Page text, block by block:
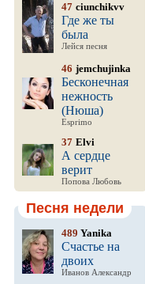
47 ciunchikvv
Где же ты
была
Лейся песня
46 jemchujinka
Бесконечная
нежность
(Нюша)
Esprimo
37 Elvi
А сердце
верит
Попова Любовь
Песня недели
489 Yanika
Счастье на
двоих
Иванов Александр